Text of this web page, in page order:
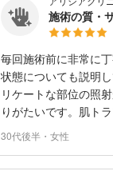
施術の質・
毎回施術前に非常に
状態についても説明
リケートな部位の照
りがたいです。肌ト
30代後半・女性